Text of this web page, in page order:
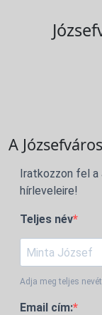
A
Iratkozzon fel a
hírleveleire!
Teljes név
Adja meg teljes
Email cím: